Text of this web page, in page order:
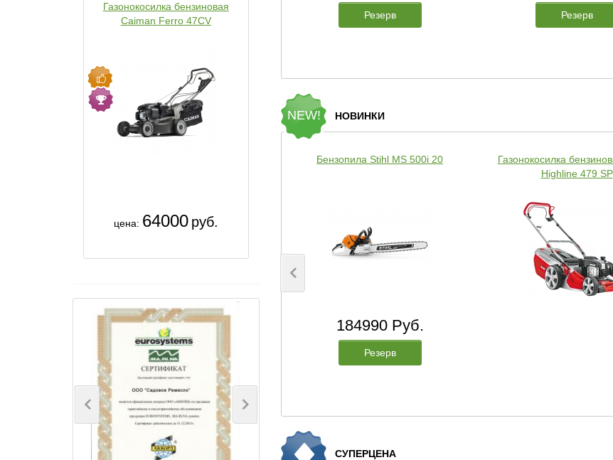
Газонокосилка бензиновая
Caiman Ferro 47CV
цена: 64000 руб.
Previous Next
Резерв Резерв
NEW! НОВИНКИ
Бензопила Stihl MS 500i 20
184990 Руб.
Резерв
Газонокосилка
Highline 479 SP
СУПЕРЦЕНА